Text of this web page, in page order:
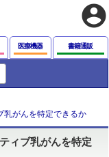
account_circle
医療機器 書籍通販
乳がんを特定できるか
ィブ乳がんを特定